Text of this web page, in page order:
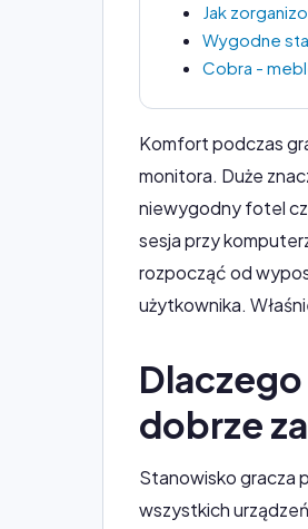
Jak
Wygodne
Cobra -
Komfort podczas
monitora. Duże
niewygodny fotel
sesja przy
rozpocząć od
użytkownika.
dobrze
Stanowisko gracza
wszystkich